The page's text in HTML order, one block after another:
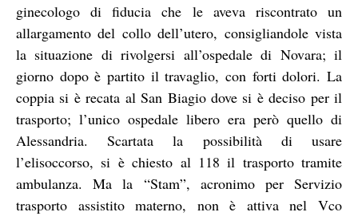
ginecologo di fiducia che le aveva riscontrato un
allargamento del collo dell’utero, consigliandole vista
la situazione di rivolgersi all’ospedale di Novara; il
giorno dopo è partito il travaglio, con forti dolori. La
coppia si è recata al San Biagio dove si è deciso per il
trasporto; l’unico ospedale libero era però quello di
Alessandria. Scartata la possibilità di usare
l’elisoccorso, si è chiesto al 118 il trasporto tramite
ambulanza. Ma la “Stam”, acronimo per Servizio
trasporto assistito materno, non è attiva nel Vco